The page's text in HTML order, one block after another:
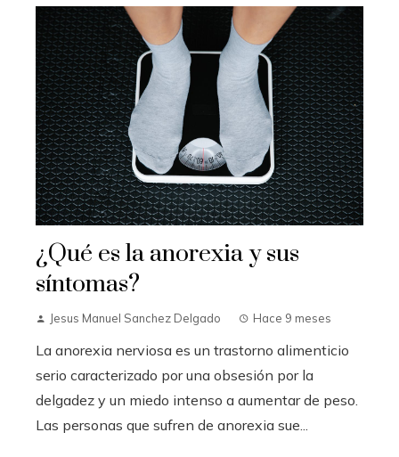
¿Qué es la anorexia y sus
síntomas?
Jesus Manuel Sanchez Delgado Hace 9 meses
La anorexia nerviosa es un trastorno alimenticio
serio caracterizado por una obsesión por la
delgadez y un miedo intenso a aumentar de peso.
Las personas que sufren de anorexia sue...